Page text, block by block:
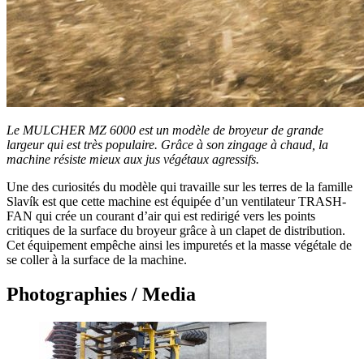
Le MULCHER MZ 6000 est un modèle de broyeur de grande
largeur qui est très populaire. Grâce à son zingage à chaud, la
machine résiste mieux aux jus végétaux agressifs.
Une des curiosités du modèle qui travaille sur les terres de la famille
Slavík est que cette machine est équipée d’un ventilateur TRASH-
FAN qui crée un courant d’air qui est redirigé vers les points
critiques de la surface du broyeur grâce à un clapet de distribution.
Cet équipement empêche ainsi les impuretés et la masse végétale de
se coller à la surface de la machine.
Photographies / Media